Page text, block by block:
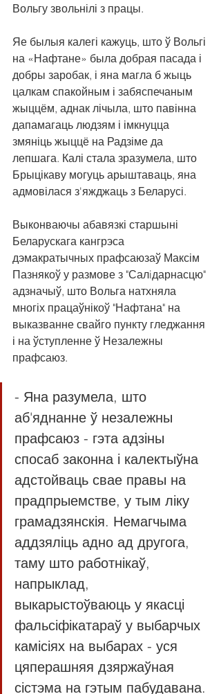
Вольгу звольнілі з працы.
Яе былыя калегі кажуць, што ў Вольгі
на «Нафтане» была добрая пасада і
добры заробак, і яна магла б жыць
цалкам спакойным і забяспечаным
жыццём, аднак лічыла, што павінна
дапамагаць людзям і імкнуцца
змяніць жыццё на Радзіме да
лепшага. Калі стала зразумела, што
Брыцікаву могуць арыштаваць, яна
адмовілася з'яжджаць з Беларусі.
Выконваючы абавязкі старшыні
Беларускага кангрэса
дэмакратычных прафсаюзаў Максім
Пазнякоў у размове з "Салiдарнасцю"
адзначыў, што Вольга натхняла
многіх працаўнікоў "Нафтана" на
выказванне свайго пункту гледжання
і на ўступленне ў Незалежны
прафсаюз.
- Яна разумела, што
аб'яднанне ў незалежны
прафсаюз - гэта адзіны
спосаб законна і калектыўна
адстойваць свае правы на
прадпрыемстве, у тым ліку
грамадзянскія. Немагчыма
аддзяліць адно ад другога,
таму што работнікаў,
напрыклад,
выкарыстоўваюць у якасці
фальсіфікатараў у выбарчых
камісіях на выбарах - уся
цяперашняя дзяржаўная
сістэма на гэтым пабудавана.